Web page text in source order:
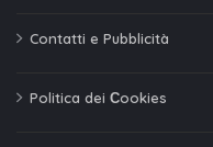
Contatti e Pubblicità
Politica dei Сookies